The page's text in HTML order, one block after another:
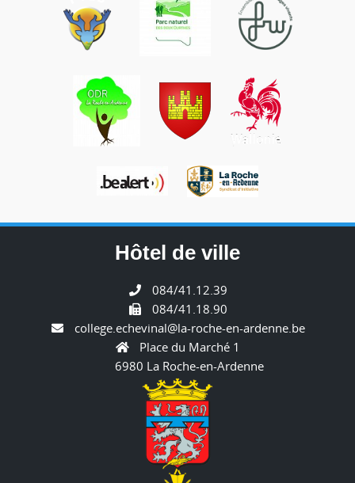
Hôtel de ville
084/41.12.39
084/41.18.90
college.echevinal@la-roche-en-ardenne.be
Place du Marché 1
6980 La Roche-en-Ardenne